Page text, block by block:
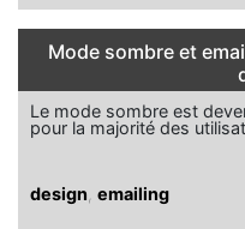
Mode sombre et
Le mode sombre est
pour la majorité des
design emailing